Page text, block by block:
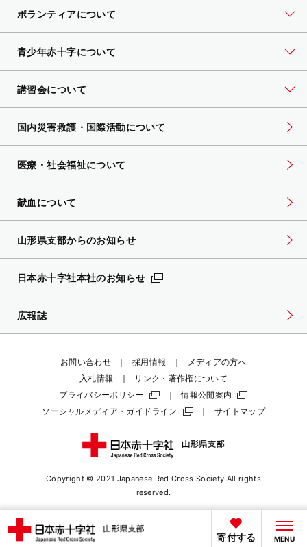
寄付する MENU
ボランティアについて
青少年赤十字について
講習会について
国内災害救護・国際活動について
医療・社会福祉について
献血について
山形県支部からのお知らせ
日本赤十字社本社のお知らせ
広報誌
お問い合わせ 採用情報
メディアの方へ
入札情報
リンク・著作権について
プライバシーポリシー
情報公開案内
ソーシャルメディア・ガイドライン
サイトマップ
Copyright © 2021 Japanese Red Cross Society All rights
reserved.